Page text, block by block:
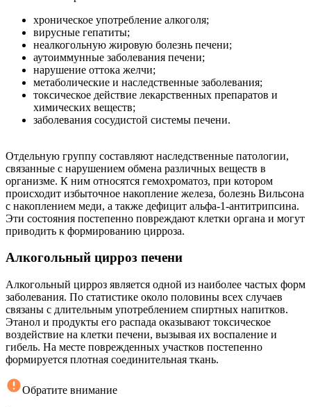
хроническое употребление алкоголя;
вирусные гепатиты;
неалкогольную жировую болезнь печени;
аутоиммунные заболевания печени;
нарушение оттока желчи;
метаболические и наследственные заболевания;
токсическое действие лекарственных препаратов и
химических веществ;
заболевания сосудистой системы печени.
Отдельную группу составляют наследственные патологии,
связанные с нарушением обмена различных веществ в
организме. К ним относятся гемохроматоз, при котором
происходит избыточное накопление железа, болезнь Вильсона
с накоплением меди, а также дефицит альфа-1-антитрипсина.
Эти состояния постепенно повреждают клетки органа и могут
приводить к формированию цирроза.
Алкогольный цирроз печени
Алкогольный цирроз является одной из наиболее частых форм
заболевания. По статистике около половины всех случаев
связаны с длительным употреблением спиртных напитков.
Этанол и продукты его распада оказывают токсическое
воздействие на клетки печени, вызывая их воспаление и
гибель. На месте поврежденных участков постепенно
формируется плотная соединительная ткань.
Обратите внимание